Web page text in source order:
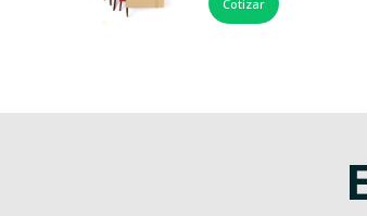
Cotizar